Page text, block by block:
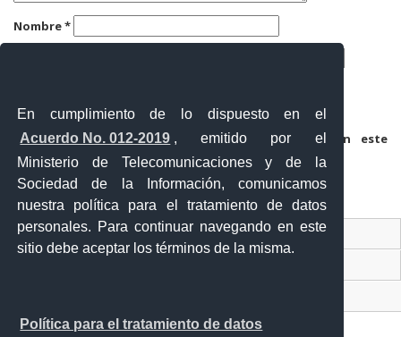
En cumplimiento de lo dispuesto en el
Acuerdo No. 012-2019 , emitido por el
Ministerio de Telecomunicaciones y de la
Sociedad de la Información, comunicamos
nuestra política para el tratamiento de datos
personales. Para continuar navegando en este
sitio debe aceptar los términos de la misma.
Política para el tratamiento de datos
Nombre*
Guarda mi nombre, correo electrónico y web en este
navegador para la próxima vez que comente.
Contacto Ciudadano Digital